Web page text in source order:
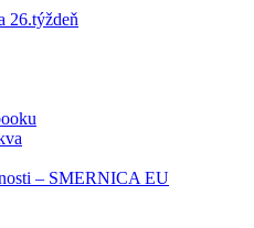
26.týždeň
– SMERNICA EU